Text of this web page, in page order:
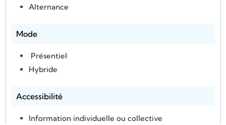
Alternance
Mode
Présentiel
Hybride
Accessibilité
Information individuelle ou collective